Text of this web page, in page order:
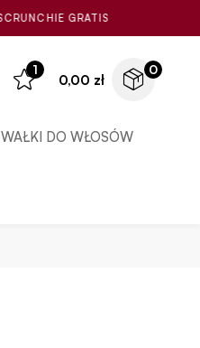
1
0,00 zł
0
WAŁKI DO WŁOSÓW